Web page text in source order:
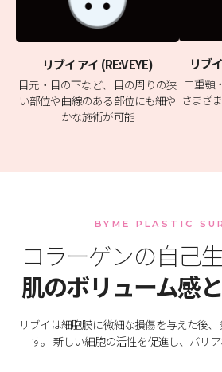
リブイ アイ (RE:V EYE)
目元・目の下など、
目の周りの狭
い部位や曲線のある部位にも細や
かな施術が可能
リブ
二重顎
さまざ
BYME PLASTIC
コラーゲンの自己
肌のボリューム感
リブイは細胞膜に微細な損傷を与えた後
す。 新しい細胞の活性を促進し、バリア